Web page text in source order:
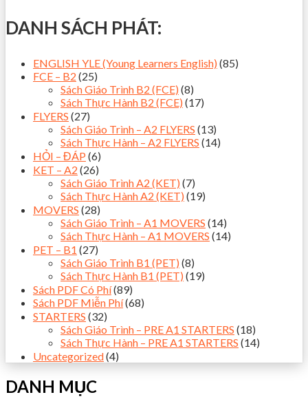
DANH SÁCH PHÁT:
ENGLISH YLE (Young Learners English) (85)
FCE – B2 (25)
Sách Giáo Trình B2 (FCE) (8)
Sách Thực Hành B2 (FCE) (17)
FLYERS (27)
Sách Giáo Trình – A2 FLYERS (13)
Sách Thực Hành – A2 FLYERS (14)
HỎI – ĐÁP (6)
KET – A2 (26)
Sách Giáo Trình A2 (KET) (7)
Sách Thực Hành A2 (KET) (19)
MOVERS (28)
Sách Giáo Trình – A1 MOVERS (14)
Sách Thực Hành – A1 MOVERS (14)
PET – B1 (27)
Sách Giáo Trình B1 (PET) (8)
Sách Thực Hành B1 (PET) (19)
Sách PDF Có Phí(89)
Sách PDF Miễn Phí(68)
STARTERS (32)
Sách Giáo Trình – PRE A1 STARTERS (18)
Sách Thực Hành – PRE A1 STARTERS (14)
Uncategorized(4)
DANH MỤC